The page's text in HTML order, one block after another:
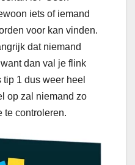
iets of iemand
voor kan vinden.
dat niemand
dan val je flink
1 dus weer heel
op zal niemand zo
te controleren.